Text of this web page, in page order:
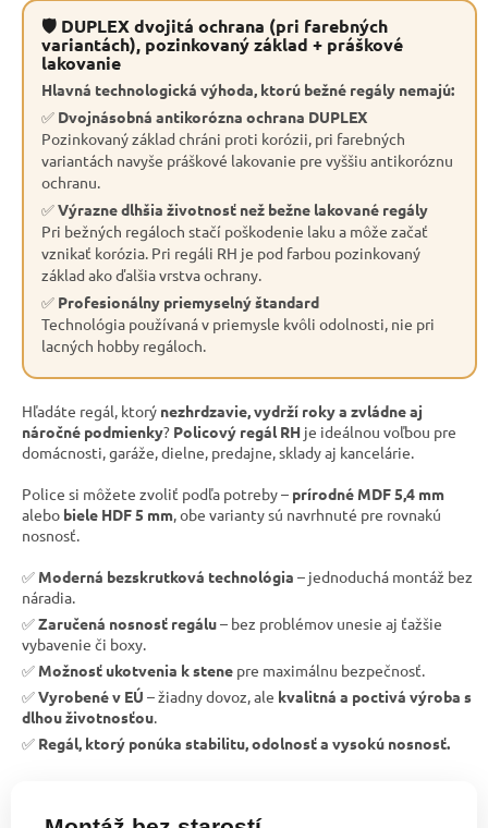
🛡 DUPLEX dvojitá ochrana (pri farebných
variantách), pozinkovaný základ + práškové
lakovanie
Hlavná technologická výhoda, ktorú bežné regály nemajú:
✅ Dvojnásobná antikorózna ochrana DUPLEX
Pozinkovaný základ chráni proti korózii, pri farebných
variantách navyše práškové lakovanie pre vyššiu antikoróznu
ochranu.
✅Výrazne dlhšia životnosť než bežne lakované regály
Pri bežných regáloch stačí poškodenie laku a môže začať
vznikať korózia. Pri regáli RH je pod farbou pozinkovaný
základ ako ďalšia vrstva ochrany.
✅ Profesionálny priemyselný štandard
Technológia používaná v priemysle kvôli odolnosti, nie pri
lacných hobby regáloch.
Hľadáte regál, ktorý nezhrdzavie, vydrží roky a zvládne aj
náročné podmienky? Policový regál RH je ideálnou voľbou pre
domácnosti, garáže, dielne, predajne, sklady aj kancelárie.
Police si môžete zvoliť podľa potreby – prírodné MDF 5,4 mm
alebo biele HDF 5 mm , obe varianty sú navrhnuté pre rovnakú
nosnosť.
✅ Moderná bezskrutková technológia – jednoduchá montáž bez
náradia.
✅Zaručená nosnosť regálu– bez problémov unesie aj ťažšie
vybavenie či boxy.
✅ Možnosť ukotvenia k stene pre maximálnu bezpečnosť.
✅Vyrobené v EÚ – žiadny dovoz, ale kvalitná a poctivá výroba s
dlhou životnosťou
✅ Regál, ktorý ponúka stabilitu, odolnosť a vysokú nosnosť.